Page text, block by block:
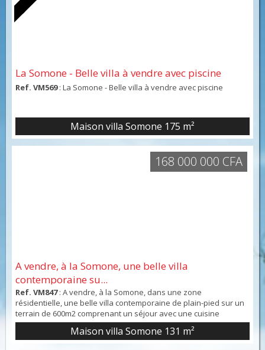
La Somone - Belle villa à vendre avec piscine
Ref. VM569: La Somone - Belle villa à vendre avec piscine
Maison villa Somone 175 m²
A vendre, à la Somone, une belle villa
contemporaine su...
Ref. VM847: A vendre, à la Somone, dans une zone
résidentielle, une belle villa contemporaine de plain-pied sur un
terrain de 600m2 comprenant un séjour avec une cuisine
américaine aménagée et équipée, une buanderie, un WC
visiteurs, une chambre possédant un accès extérieur, un
Maison villa Somone 131 m²
168 000 000 CFA